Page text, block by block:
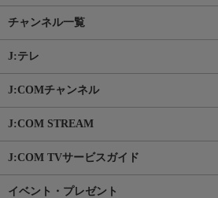
チャンネル一覧
J:テレ
J:COMチャンネル
J:COM STREAM
J:COM TVサービスガイド
イベント・プレゼント